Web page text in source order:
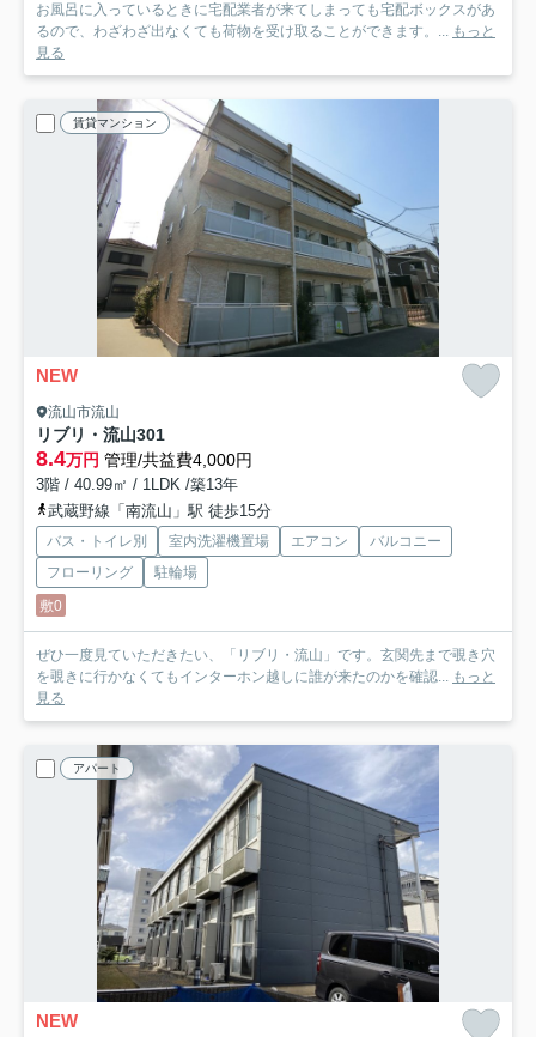
お風呂に入っているときに宅配業者が来てしまっても宅配ボックスがあ
るので、わざわざ出なくても荷物を受け取ることができます。... もっと
見る
賃貸マンション
NEW
流山市流山
リブリ・流山301
8.4万円 管理/共益費4,000円
3階 / 40.99㎡ / 1LDK /築13年
武蔵野線「南流山」駅 徒歩15分
バス・トイレ別 室内洗濯機置場 エアコン
バルコニー
フローリング
駐輪場
敷0
ぜひ一度見ていただきたい、「リブリ・流山」です。玄関先まで覗き穴
を覗きに行かなくてもインターホン越しに誰が来たのかを確認... もっと
見る
アパート
NEW